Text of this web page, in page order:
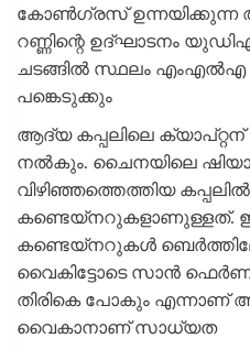
കോൺഗ്രസ് ഉന്നയിക്കുന്ന
റണ്ണിന്റെ ഉദ്ഘാടനം
ചടങ്ങിൽ സ്ഥലം
പങ്കെടുക്കും
ആദ്യ കപ്പലിലെ
നൽകും. ചൈനയിലെ
വിഴിഞ്ഞത്തെത്തിയ കപ്പലിൽ
കണ്ടെയ്നറുകളാണുള്ളത്.
കണ്ടെയ്നറുകൾ
വൈകിട്ടോടെ സാൻ
തിരികെ പോകും എന്നാണ്
വൈകാനാണ് സാധ്യത